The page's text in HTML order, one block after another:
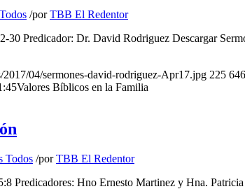
/porTBB El Redentor
Predicador: Dr. David Rodriguez Descargar
04/sermones-david-rodriguez-Apr17.jpg 225 646
Valores Bíblicos en la Familia
Todos /porTBB El Redentor
Predicadores: Hno Ernesto Martinez y Hna.